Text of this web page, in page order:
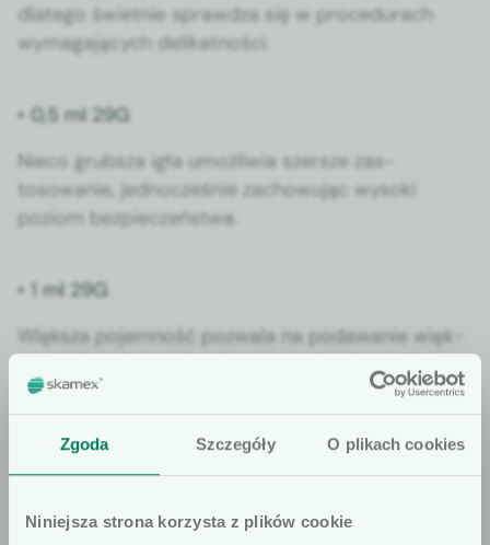
Zgoda Szczegóły O plikach cookies
Niniejsza strona korzysta z plików cookie
dlat­ego świet­nie sprawdza się w pro­ce­du­rach
wyma­ga­ją­cych delikat­noś­ci.
• 0,5 ml 29G
Nieco grub­sza igła umożli­wia szer­sze zas­
tosowanie, jed­nocześnie zachowu­jąc wyso­ki
poziom bez­pieczeńst­wa.
• 1 ml 29G
Więk­sza pojem­ność pozwala na podawanie więk­
szych dawek, co więcej – sprawdza się w wielu
pro­ce­du­rach ambu­la­to­ryjnych i szpi­tal­nych.
Strzykaw­ki z tej serii zna­j­du­ją zas­tosowanie: